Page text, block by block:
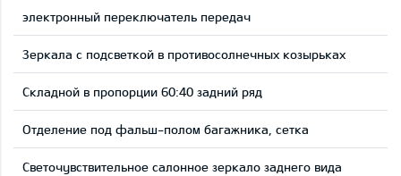
электронный переключатель передач
Зеркала с подсветкой в противосолнечных козырьках
Складной в пропорции 60:40 задний ряд
Отделение под фальш-полом багажника, сетка
Светочувствительное салонное зеркало заднего вида